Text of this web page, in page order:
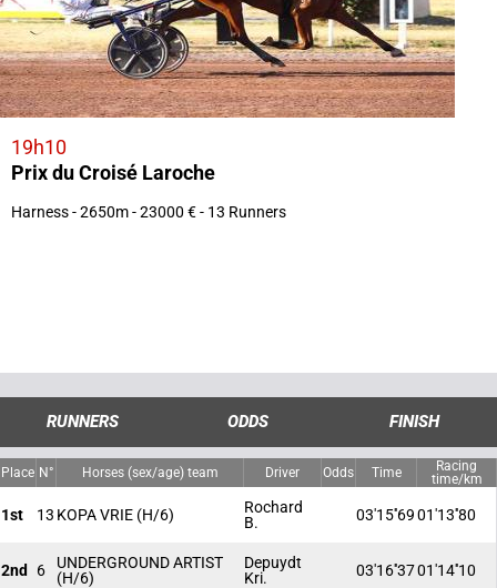
19h10
Prix du Croisé Laroche
Harness - 2650m - 23000 € - 13 Runners
RUNNERS ODDS FINISH
Place N° Horses (sex/age) team Driver Odds Time
Racing
time/km
1st 13 KOPA VRIE (H/6)
Rochard
B.
03'15''6901'13''80
2nd 6
UNDERGROUND ARTIST
(H/6)
Depuydt
Kri.
03'16''3701'14''10